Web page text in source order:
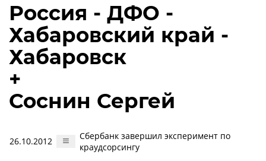
Россия - ДФО -
Хабаровский край -
Хабаровск
+
Соснин Сергей
26.10.2012
Сбербанк завершил эксперимент по
краудсорсингу